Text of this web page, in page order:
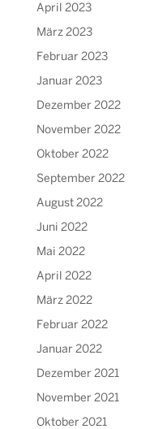
April 2023
März 2023
Februar 2023
Januar 2023
Dezember 2022
November 2022
Oktober 2022
September 2022
August 2022
Juni 2022
Mai 2022
April 2022
März 2022
Februar 2022
Januar 2022
Dezember 2021
November 2021
Oktober 2021